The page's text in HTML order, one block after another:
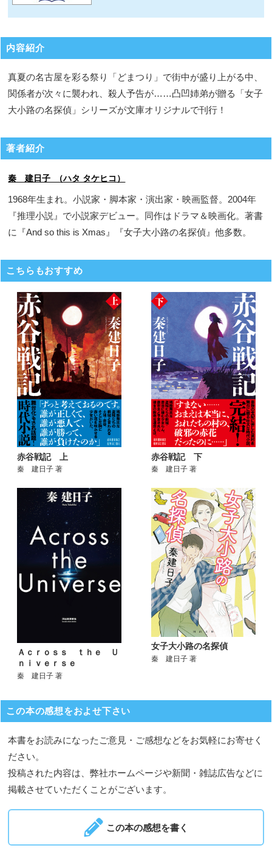
内容紹介
真夏の名古屋を彩る祭り「どまつり」で街中が盛り上がる中、
関係者が次々に襲われ、殺人予告が……凸凹姉弟が贈る「女子
大小路の名探偵」シリーズが文庫オリジナルで刊行！
著者紹介
秦 建日子 （ハタ タケヒコ）
1968年生まれ。小説家・脚本家・演出家・映画監督。2004年
『推理小説』で小説家デビュー。同作はドラマ＆映画化。著書
に『And so this is Xmas』『女子大小路の名探偵』他多数。
こちらもおすすめ
赤谷戦記 上
秦 建日子 著
赤谷戦記 下
秦 建日子 著
Ａｃｒｏｓｓ ｔｈｅ Ｕ
ｎｉｖｅｒｓｅ
秦 建日子 著
女子大小路の名探偵
秦 建日子 著
この本の感想をおよせ下さい
本書をお読みになったご意見・ご感想などをお気軽にお寄せく
ださい。
投稿された内容は、弊社ホームページや新聞・雑誌広告などに
掲載させていただくことがございます。
この本の感想を書く